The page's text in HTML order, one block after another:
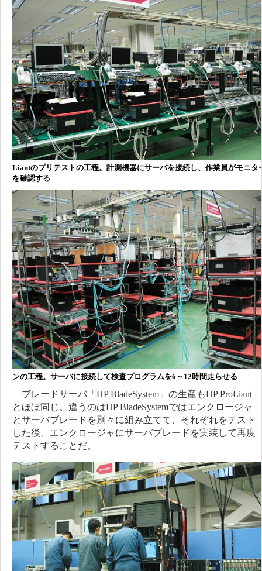
Liantのプリテストの工程。計測機器にサーバを接続し、作業員がモニタ
を確認する
ンの工程。サーバに接続して検査プログラムを6～12時間走らせる
ブレードサーバ「HP BladeSystem」の生産もHP ProLiant
とほぼ同じ。違うのはHP BladeSystemではエンクロージャ
とサーバブレードを別々に組み立てて、それぞれをテスト
した後、エンクロージャにサーバブレードを実装して再度
テストすることだ。